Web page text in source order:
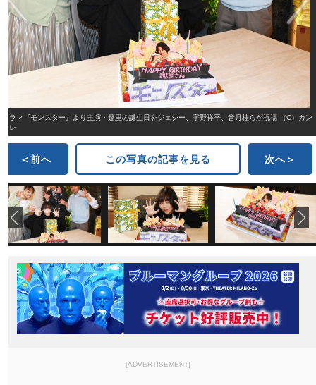
ドラマ『モンスター』より主演・趣里の誕生日をジェシー、宇野祥平、音月桂らが祝福 （C）カン
テレ
＜前へ この写真の記事を見る 次へ＞
[ADVERTISEMENT]